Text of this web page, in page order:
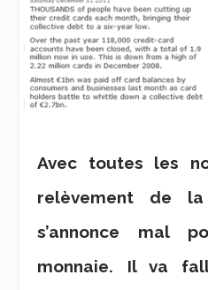
Avec toutes les
relèvement de
s’annonce mal
monnaie. Il va